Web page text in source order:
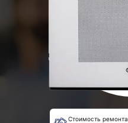
Стоимость ремонта